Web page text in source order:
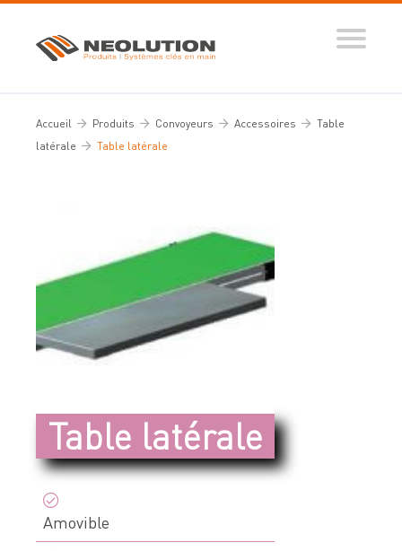
Produits
Ingénierie des flux
Tous nos conseils
Dictionnaire de la manutention
Guide de sélection
Vidéos
Devis & contact
À propos de Neolution
Qui sommes-nous
Accueil Produits Convoyeurs Accessoires
Table
latérale
Table latérale
Table latérale
Amovible